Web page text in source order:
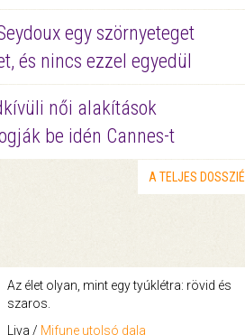
egy szörnyeteget
és nincs ezzel egyedül
női alakítások
be idén Cannes-t
A TELJES DOSSZIÉ
Az élet olyan, mint egy tyúklétra: rövid és
szaros.
Liva / Mifune utolsó dala